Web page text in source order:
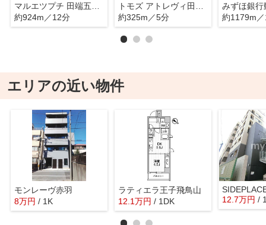
約924m／12分
約325m／5分
みずほ銀行
約1179m
エリアの近い物件
モンレーヴ赤羽
8万円 / 1K
ラティエラ王子飛鳥山
12.1万円 / 1DK
12.7万円 /